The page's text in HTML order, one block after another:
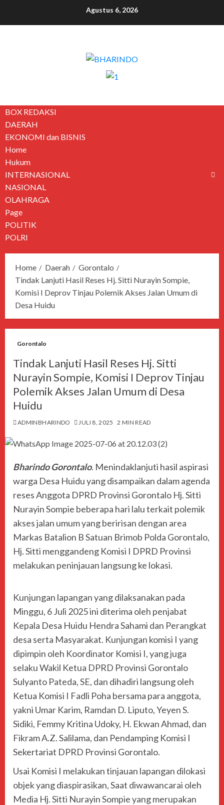
Agustus 6, 2026
BOX REDAKSI
DAERAH
EKONOMI dan BISNIS
Home
Hukum
INTERNASIONAL
NASIONAL
OLAHRAGA
Page
POLITIK
POLRI
Home Daerah
Gorontalo
Tindak Lanjuti Hasil Reses Hj. Sitti Nurayin Sompie,
Komisi I Deprov Tinjau Polemik Akses Jalan Umum di
Desa Huidu
Gorontalo
Tindak Lanjuti Hasil Reses Hj. Sitti
Nurayin Sompie, Komisi I Deprov Tinjau
Polemik Akses Jalan Umum di Desa
Huidu
ADMINBHARINDO JULI 8, 2025 2 MIN READ
Bharindo Gorontalo. Menindaklanjuti hasil aspirasi
warga Desa Huidu yang disampaikan dalam agenda
reses Anggota DPRD Provinsi Gorontalo Hj. Sitti
Nurayin Sompie beberapa hari lalu terkait polemik
akses jalan umum yang beririsan dengan area
Markas Batalion B Satuan Brimob Polda Gorontalo,
Hj. Sitti menggandeng Komisi I DPRD Provinsi
melakukan peninjauan langsung ke lokasi.
Kunjungan lapangan yang dilaksanakan pada
Minggu, 6 Juli 2025 ini diterima oleh penjabat
Kepala Desa Huidu Hendra Sahami dan Perangkat
desa serta Masyarakat. Kunjungan komisi I yang
dipimpin oleh Koordinator Komisi I, yang juga
selaku Wakil Ketua DPRD Provinsi Gorontalo
Sulyanto Pateda, SE, dan dihadiri langsung oleh
Ketua Komisi I Fadli Poha bersama para anggota,
yakni Umar Karim, Ramdan D. Liputo, Yeyen S.
Sidiki, Femmy Kritina Udoky, H. Ekwan Ahmad, dan
Fikram A.Z. Salilama, dan Pendamping Komisi I
Sekertariat DPRD Provinsi Gorontalo.
Usai Komisi I melakukan tinjauan lapangan dilokasi
objek yang diaspirasikan, Saat diwawancarai oleh
Media Hj. Sitti Nurayin Sompie yang merupakan